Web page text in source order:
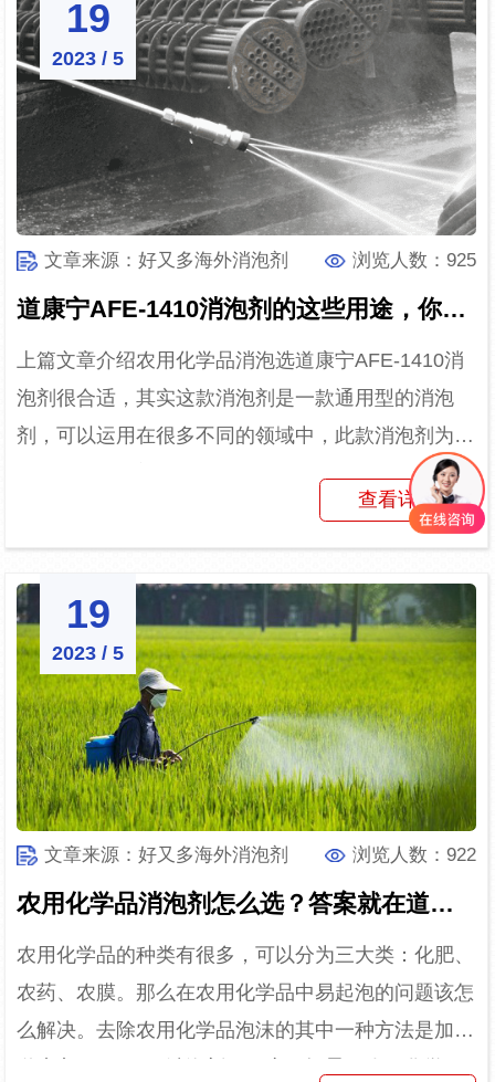
2023 / 5
19
文章来源：好又多海外消泡剂 浏览人数：925
道康宁AFE-1410消泡剂的这些用途，你了解几个？
上篇文章介绍农用化学品消泡选道康宁AFE-1410消
泡剂很合适，其实这款消泡剂是一款通用型的消泡
剂，可以运用在很多不同的领域中，此款消泡剂为水
性有机硅消泡剂，消泡性能佳，接下来就介绍一下这
查看详情
2023 / 5
19
文章来源：好又多海外消泡剂 浏览人数：922
农用化学品消泡剂怎么选？答案就在道康宁AFE-1410
农用化学品的种类有很多，可以分为三大类：化肥、
农药、农膜。那么在农用化学品中易起泡的问题该怎
么解决。去除农用化学品泡沫的其中一种方法是加入